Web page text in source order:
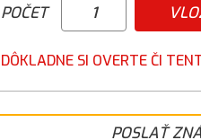
POČET
DÔKLADNE SI OVERTE ČI
POSLAŤ